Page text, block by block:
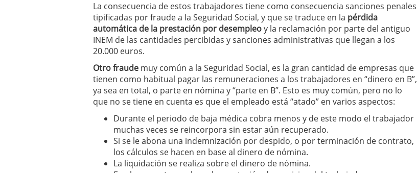
La consecuencia de estos trabajadores tiene como consecuencia sanciones penales
tipificadas por fraude a la Seguridad Social, y que se traduce en la pérdida
automática de la prestación por desempleoy la reclamación por parte del antiguo
INEM de las cantidades percibidas y sanciones administrativas que llegan a los
20.000 euros.
Otro fraude muy común a la Seguridad Social, es la gran cantidad de empresas que
tienen como habitual pagar las remuneraciones a los trabajadores en “dinero en B”,
ya sea en total, o parte en nómina y “parte en B”. Esto es muy común, pero no lo
que no se tiene en cuenta es que el empleado está “atado” en varios aspectos:
Durante el periodo de baja médica cobra menos y de este modo el trabajador
muchas veces se reincorpora sin estar aún recuperado.
Si se le abona una indemnización por despido, o por terminación de contrato,
los cálculos se hacen en base al dinero de nómina.
La liquidación se realiza sobre el dinero de nómina.